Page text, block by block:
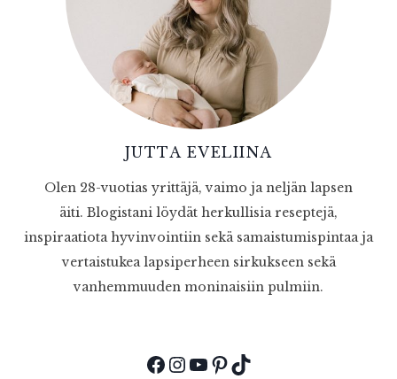
JUTTA EVELIINA
Olen 28-vuotias yrittäjä, vaimo ja neljän lapsen
äiti. Blogistani löydät herkullisia reseptejä,
inspiraatiota hyvinvointiin sekä samaistumispintaa ja
vertaistukea lapsiperheen sirkukseen sekä
vanhemmuuden moninaisiin pulmiin.
Facebook
Instagram
YouTube
Pinterest
TikTok